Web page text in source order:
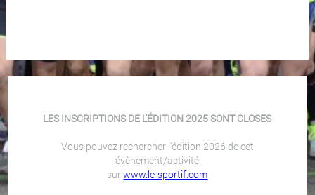
LES INSCRIPTIONS DE L'ÉDITION 2025 SONT CLOSES
Vous pouvez rechercher l'édition 2026 de cet
évènement/activité
surwww.le-sportif.com